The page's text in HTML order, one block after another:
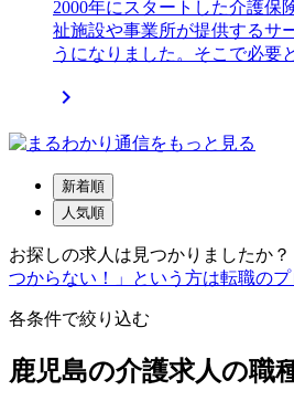
2000年にスタートした介護保
祉施設や事業所が提供するサ
うになりました。そこで必要

新着順
人気順
お探しの求人は見つかりましたか？
つからない！」という方は転職のプ
各条件で絞り込む
鹿児島の介護求人の職